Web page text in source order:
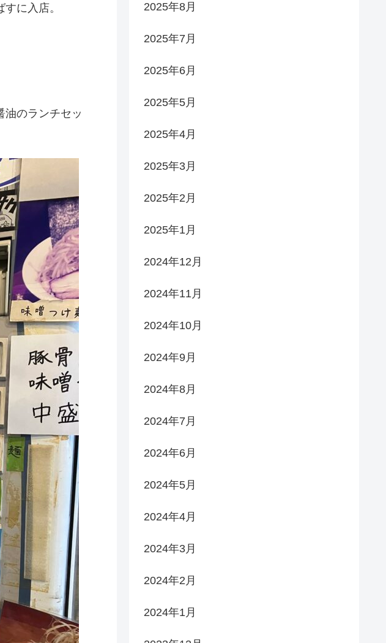
に入店。
油のランチセッ
2025年8月
2025年7月
2025年6月
2025年5月
2025年4月
2025年3月
2025年2月
2025年1月
2024年12月
2024年11月
2024年10月
2024年9月
2024年8月
2024年7月
2024年6月
2024年5月
2024年4月
2024年3月
2024年2月
2024年1月